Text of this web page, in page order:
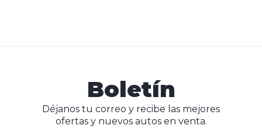
Boletín
Déjanos tu correo y recibe las mejores
ofertas y nuevos autos en venta.